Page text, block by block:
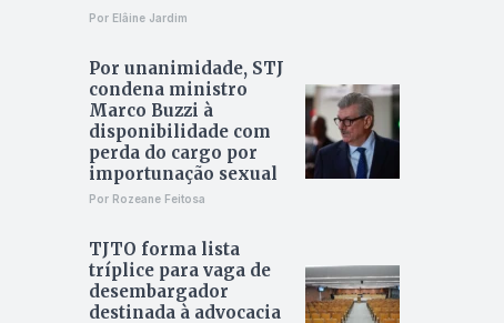
Por Elâine Jardim
Por unanimidade, STJ
condena ministro
Marco Buzzi à
disponibilidade com
perda do cargo por
importunação sexual
Por Rozeane Feitosa
TJTO forma lista
tríplice para vaga de
desembargador
destinada à advocacia